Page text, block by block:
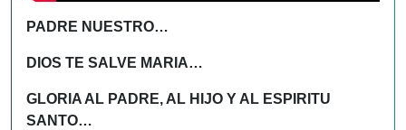
PADRE NUESTRO…
DIOS TE SALVE MARIA…
GLORIA AL PADRE, AL HIJO Y AL ESPIRITU
SANTO…